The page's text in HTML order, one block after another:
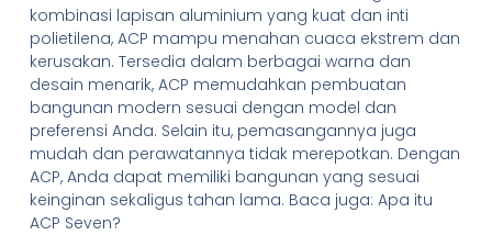
kombinasi lapisan aluminium yang kuat dan inti
polietilena, ACP mampu menahan cuaca ekstrem dan
kerusakan. Tersedia dalam berbagai warna dan
desain menarik, ACP memudahkan pembuatan
bangunan modern sesuai dengan model dan
preferensi Anda. Selain itu, pemasangannya juga
mudah dan perawatannya tidak merepotkan. Dengan
ACP, Anda dapat memiliki bangunan yang sesuai
keinginan sekaligus tahan lama. Baca juga: Apa itu
ACP Seven?